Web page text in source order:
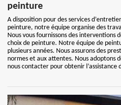
peinture
A disposition pour des services
peinture, notre équipe organise des
Nous vous fournissons des interventions
choix de peinture. Notre équipe de
plusieurs années. Nous assurons des
normes et aux attentes. Nous adoptons
nous contacter pour obtenir l’assistance